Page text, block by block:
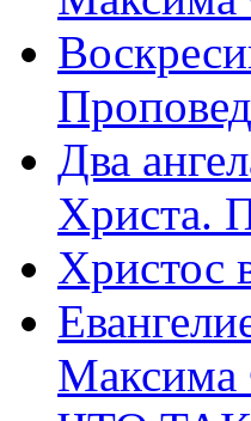
Два
Христа.
Христос
Максима